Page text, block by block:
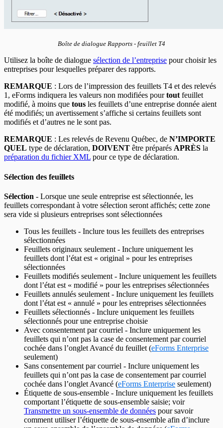
Boîte de dialogue Rapports - feuillet T4
Utilisez la boîte de dialogue sélection de l’entreprise pour choisir les
entreprises pour lesquelles préparer des rapports.
REMARQUE : Lors de l’impression des feuillets T4 et des relevés
1, eForms indiquera les valeurs non modifiées pourtout feuillet
modifié, à moins que tous les feuillets d’une entreprise donnée aient
été modifiés; un avertissement s’affiche si certains feuillets sont
modifiés et d’autres ne le sont pas.
REMARQUE : Les relevés de Revenu Québec, de N’IMPORTE
QUEL type de déclaration, DOIVENT être préparés APRÈS la
préparation du fichier XML pour ce type de déclaration.
Sélection des feuillets
Sélection - Lorsque une seule entreprise est sélectionnée, les
feuillets correspondant à votre sélection seront affichés; cette zone
sera vide si plusieurs entreprises sont sélectionnées
Tous les feuillets - Inclure tous les feuillets des entreprises
sélectionnées
Feuillets originaux seulement - Inclure uniquement les
feuillets dont l’état est « original » pour les entreprises
sélectionnées
Feuillets modifiés seulement - Inclure uniquement les feuillets
dont l’état est « modifié » pour les entreprises sélectionnées
Feuillets annulés seulement - Inclure uniquement les feuillets
dont l’état est « annulé » pour les entreprises sélectionnées
Feuillets sélectionnés - Inclure uniquement les feuillets
sélectionnés pour une entreprise choisie
Avec consentement par courriel - Inclure uniquement les
feuillets qui n’ont pas la case de consentement par courriel
cochée dans l’onglet Avancé du feuillet (eForms Enterprise
seulement)
Sans consentement par courriel - Inclure uniquement les
feuillets qui n’ont pas la case de consentement par courriel
cochée dans l’onglet Avancé (eForms Enterprise seulement)
Étiquette de sous-ensemble - Inclure uniquement les feuillets
comportant l’étiquette de sous-ensemble saisie; voir
Transmettre un sous-ensemble de données pour savoir
comment utiliser l’étiquette de sous-ensemble afin d’inclure